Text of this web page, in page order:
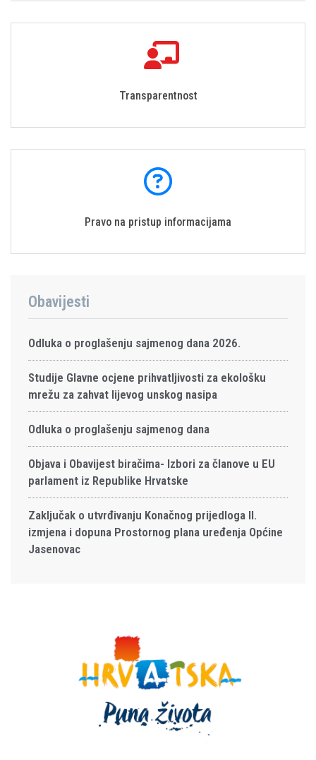
Transparentnost
Pravo na pristup informacijama
Obavijesti
Odluka o proglašenju sajmenog dana 2026.
Studije Glavne ocjene prihvatljivosti za ekološku
mrežu za zahvat lijevog unskog nasipa
Odluka o proglašenju sajmenog dana
Objava i Obavijest biračima- Izbori za članove u EU
parlament iz Republike Hrvatske
Zaključak o utvrđivanju Konačnog prijedloga II.
izmjena i dopuna Prostornog plana uređenja Općine
Jasenovac